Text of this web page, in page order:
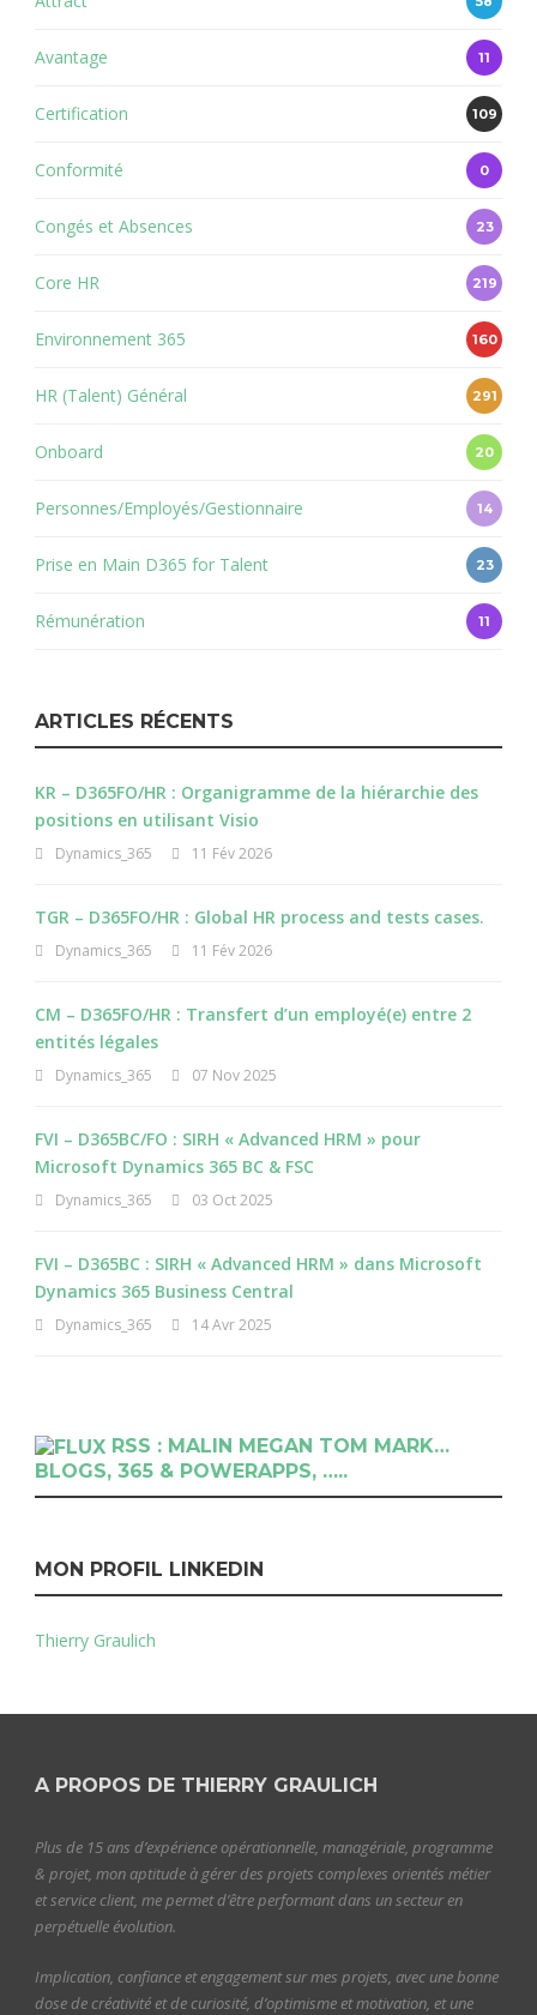
Avantage 11
Certification 109
Conformité 0
Congés et Absences 23
Core HR 219
Environnement 365 160
HR (Talent) Général 291
Onboard 20
Personnes/Employés/Gestionnaire 14
Prise en Main D365 for Talent 23
Rémunération 11
ARTICLES RÉCENTS
KR – D365FO/HR : Organigramme de la hiérarchie des
positions en utilisant Visio
Dynamics_365 11 Fév 2026
TGR – D365FO/HR : Global HR process and tests cases.
Dynamics_365 11 Fév 2026
CM – D365FO/HR : Transfert d’un employé(e) entre 2
entités légales
Dynamics_365 07 Nov 2025
FVI – D365BC/FO : SIRH « Advanced HRM » pour
Microsoft Dynamics 365 BC & FSC
Dynamics_365 03 Oct 2025
FVI – D365BC : SIRH « Advanced HRM » dans Microsoft
Dynamics 365 Business Central
Dynamics_365 14 Avr 2025
RSS : MALIN MEGAN TOM MARK…
BLOGS, 365 & POWERAPPS, …..
MON PROFIL LINKEDIN
Thierry Graulich
A PROPOS DE THIERRY GRAULICH
Plus de 15 ans d’expérience opérationnelle, managériale, programme
& projet, mon aptitude à gérer des projets complexes orientés métier
et service client, me permet d’être performant dans un secteur en
perpétuelle évolution.
Implication, confiance et engagement sur mes projets, avec une bonne
dose de créativité et de curiosité, d’optimisme et motivation, et une